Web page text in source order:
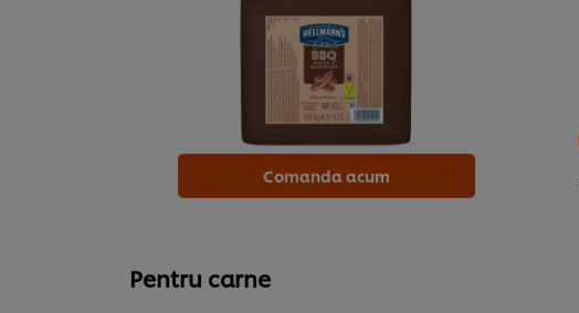
Comanda acum
Pentru carne